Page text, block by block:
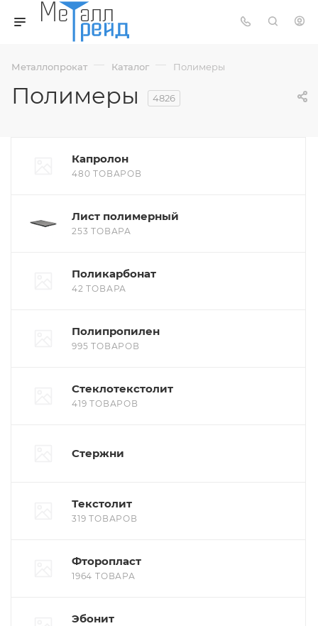
Металлопрокат — Каталог — Полимеры
Полимеры 4826
Капролон
480 ТОВАРОВ
Лист полимерный
253 ТОВАРА
Поликарбонат
42 ТОВАРА
Полипропилен
995 ТОВАРОВ
Стеклотекстолит
419 ТОВАРОВ
Стержни
Текстолит
319 ТОВАРОВ
Фторопласт
1964 ТОВАРА
Эбонит